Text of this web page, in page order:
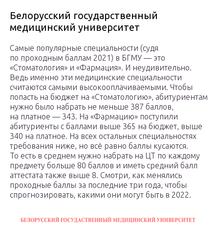
Белорусский государственный
медицинский университет
Самые популярные специальности (судя
по проходным баллам 2021) в БГМУ — это
«Стоматология» и «Фармация». И неудивительно.
Ведь именно эти медицинские специальности
считаются самыми высокооплачиваемыми. Чтобы
попасть на бюджет на «Стоматологию», абитуриентам
нужно было набрать не меньше 387 баллов,
на платное — 343. На «Фармацию» поступили
абитуриенты с баллами выше 365 на бюджет, выше
340 на платное. На всех остальных специальностях
требования ниже, но всё равно баллы кусаются.
То есть в среднем нужно набрать на ЦТ по каждому
предмету больше 80 баллов и иметь средний балл
аттестата также выше 8. Смотри, как менялись
проходные баллы за последние три года, чтобы
спрогнозировать, какими они могут быть в 2022.